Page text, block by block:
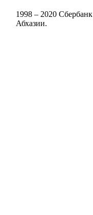
1998 – 2020 Сбербанк
Абхазии.